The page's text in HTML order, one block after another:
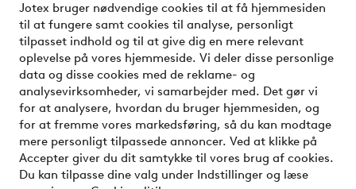
Jotex bruger nødvendige cookies til at få hjemmesiden
til at fungere samt cookies til analyse, personligt
tilpasset indhold og til at give dig en mere relevant
oplevelse på vores hjemmeside. Vi deler disse personlige
data og disse cookies med de reklame- og
analysevirksomheder, vi samarbejder med. Det gør vi
for at analysere, hvordan du bruger hjemmesiden, og
for at fremme vores markedsføring, så du kan modtage
mere personligt tilpassede annoncer. Ved at klikke på
Accepter giver du dit samtykke til vores brug af cookies.
Du kan tilpasse dine valg under Indstillinger og læse
Venner
Sikre betalinger - betal nu eller del op
Vil du vide mere om vores betalingsmuligheder?
elpy